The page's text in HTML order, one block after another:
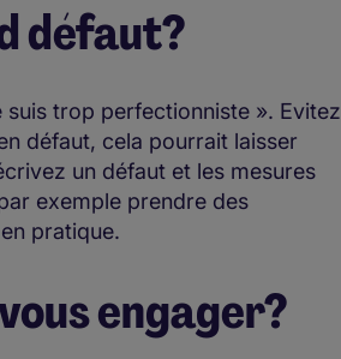
défaut?
trop perfectionniste ». Evitez
défaut, cela pourrait laisser
un défaut et les mesures
exemple prendre des
pratique.
engager?